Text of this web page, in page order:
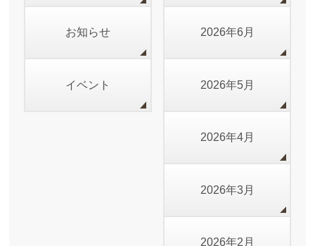
お知らせ
イベント
2026年6月
2026年5月
2026年4月
2026年3月
2026年2月